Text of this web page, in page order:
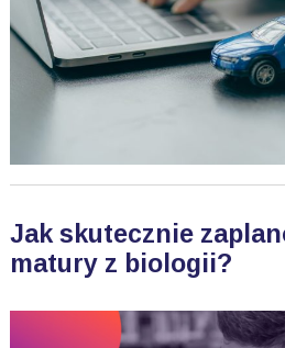
Jak skutecznie
matury z biologii?